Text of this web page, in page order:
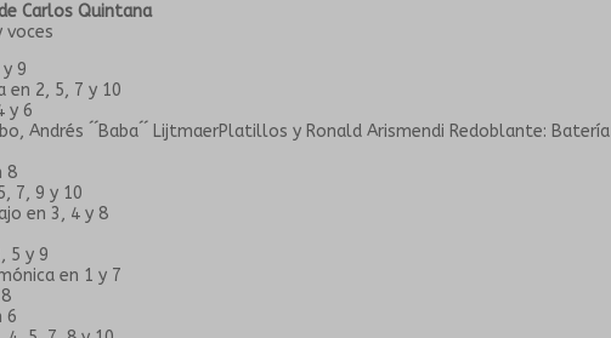
Carlos Quintana
voces
9
en 2, 5, 7 y 10
y 6
Andrés ´´Baba´´ LijtmaerPlatillos y Ronald Arismendi Redoblante: Batería
8
7, 9 y 10
en 3, 4 y 8
5 y 9
en 1 y 7
6